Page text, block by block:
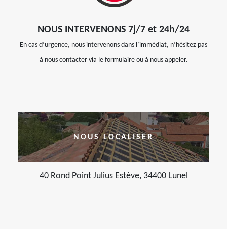
NOUS INTERVENONS 7j/7 et 24h/24
En cas d’urgence, nous intervenons dans l’immédiat, n’hésitez pas
à nous contacter via le formulaire ou à nous appeler.
NOUS LOCALISER
40 Rond Point Julius Estève, 34400 Lunel